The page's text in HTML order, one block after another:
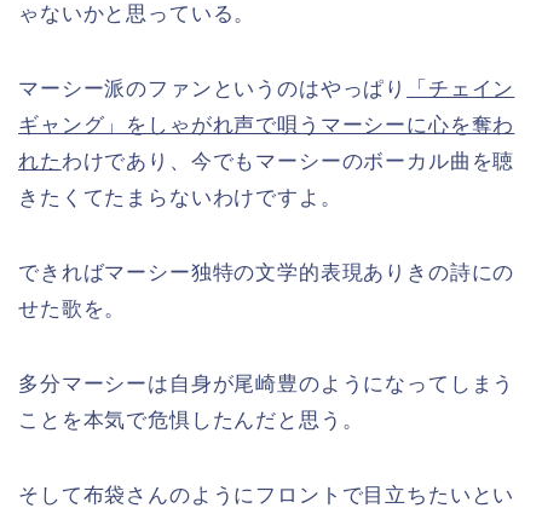
ゃないかと思っている。
マーシー派のファンというのはやっぱり
「チェイン
ギャング」をしゃがれ声で唄うマーシーに心を奪わ
れた わけであり、今でもマーシーのボーカル曲を聴
きたくてたまらないわけですよ。
できればマーシー独特の文学的表現ありきの詩にの
せた歌を。
多分マーシーは自身が尾崎豊のようになってしまう
ことを本気で危惧したんだと思う。
そして布袋さんのようにフロントで目立ちたいとい